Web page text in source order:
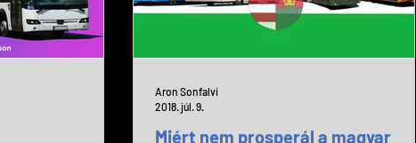
Miért nem prosperál a magyar
Aron Sonfalvi
2018. júl. 9.